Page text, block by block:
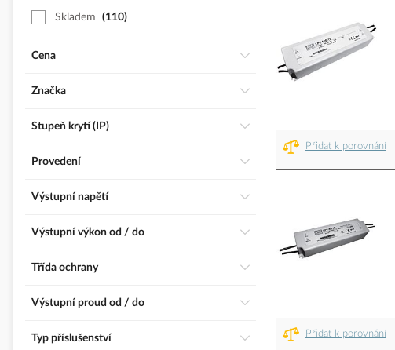
Přidat k porovnání
Přidat k porovnání
Skladem 110
Cena
Značka
Stupeň krytí (IP)
Provedení
Výstupní napětí
Výstupní výkon od / do
třída ochrany
Výstupní proud od / do
Typ příslušenství